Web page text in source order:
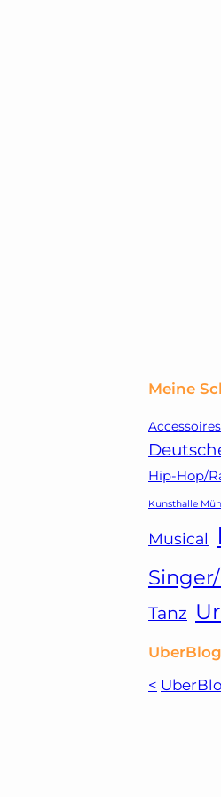
Meine
Accessoires
Hip-Hop/
Kunsthalle
Musical
Tanz
<